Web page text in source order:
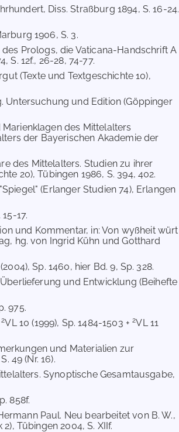
Diss. Straßburg 1894, S. 16-24.
1906, S. 3.
Prologs, die Vaticana-Handschrift A
S. 12f., 26-28, 74-77.
(Texte und Textgeschichte 10),
Untersuchung und Edition (Göppinger
des Mittelalters
der Bayerischen Akademie der
des Mittelalters. Studien zu ihrer
20), Tübingen 1986, S. 394, 402.
(Erlanger Studien 74), Erlangen
17.
und Kommentar, in: Von wyßheit würt
hg. von Ingrid Kühn und Gotthard
Sp. 1460, hier Bd. 9, Sp. 328.
und Entwicklung (Beihefte
975.
2VL 10 (1999), Sp. 1484-1503 +2VL 11
und Materialien zur
49 (Nr. 16).
Synoptische Gesamtausgabe,
858f.
Paul. Neu bearbeitet von B. W.,
Tübingen 2004, S. XIIf.